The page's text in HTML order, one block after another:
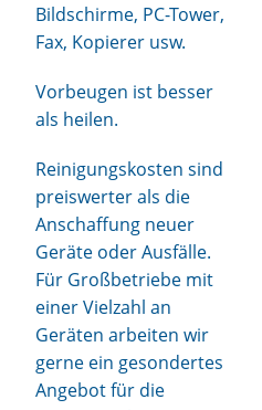
Bildschirme, PC-Tower,
Fax, Kopierer usw.
Vorbeugen ist besser
als heilen.
Reinigungskosten sind
preiswerter als die
Anschaffung neuer
Geräte oder Ausfälle.
Für Großbetriebe mit
einer Vielzahl an
Geräten arbeiten wir
gerne ein gesondertes
Angebot für die